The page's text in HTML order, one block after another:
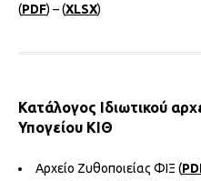
(PDF) – (XLSX)
Κατάλογος Ιδιωτικού
Υπογείου ΚΙΘ
Αρχείο Ζυθοποιείας ΦΙΞ (